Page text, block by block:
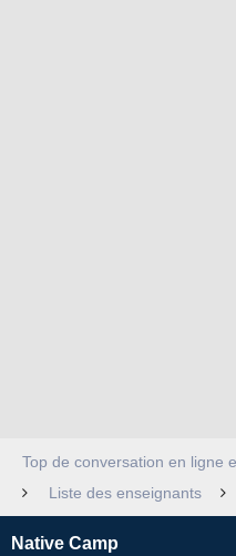
Top de conversation en ligne
Liste des enseignants
Native Camp